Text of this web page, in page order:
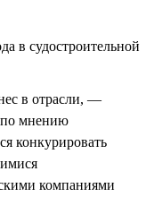
в отрасли, —
по мнению
конкурировать
компаниями